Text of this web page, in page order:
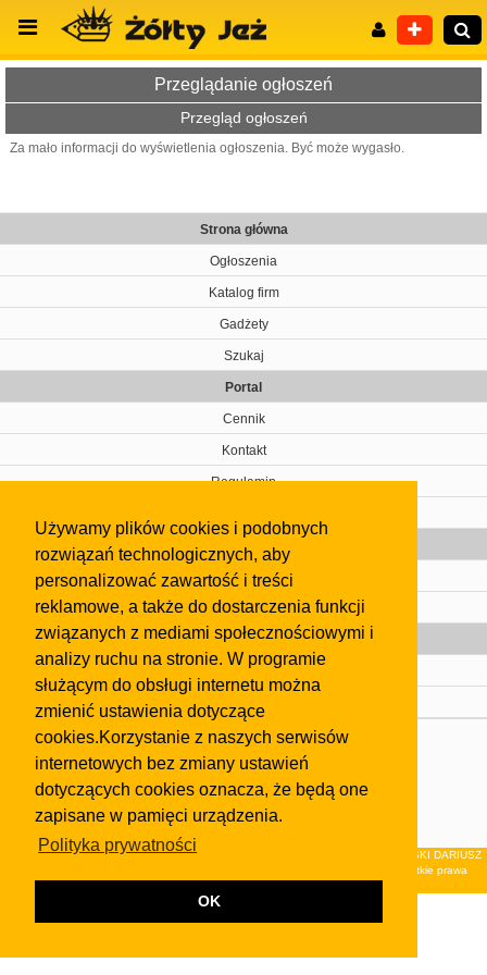
Używamy plików cookies i podobnych
rozwiązań technologicznych, aby
personalizować zawartość i treści
reklamowe, a także do dostarczenia funkcji
związanych z mediami społecznościowymi i
analizy ruchu na stronie. W programie
służącym do obsługi internetu można
zmienić ustawienia dotyczące
cookies.Korzystanie z naszych serwisów
internetowych bez zmiany ustawień
dotyczących cookies oznacza, że będą one
zapisane w pamięci urządzenia.
Polityka prywatności
OK
Przeglądanie ogłoszeń
Przegląd ogłoszeń
Za mało informacji do wyświetlenia ogłoszenia. Być może wygasło.
Strona główna
Ogłoszenia
Katalog firm
Gadżety
Szukaj
Portal
Cennik
Kontakt
Regulamin
Gazeta
Olkusz
Kontakt
Strefa dla biznesu
Biura nieruchomości
Dealerzy i autokomisy
Skontaktuj się z nami
regulaminuiPolityki Prywatności.
Klauzula FB
© 2026Wydawnictwo NEON sp. z o.o. (dawniej: FIRMA NEON MAREK KLUCZEWSKI DARIUSZ
KRAWCZYK s.c.) z siedzibą w Olkuszu, ul.Żuradzka 15, 32-300 Olkusz . Wszystkie prawa